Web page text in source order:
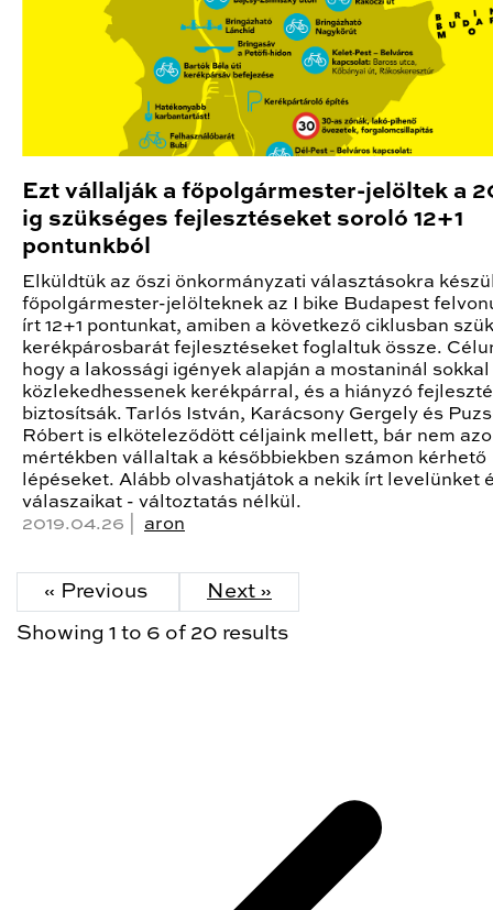
Ezt vállalják a főpolgármester-jelöltek a
ig szükséges fejlesztéseket soroló 12+1
pontunkból
Elküldtük az őszi önkormányzati választásokra
főpolgármester-jelölteknek az I bike Budapest
írt 12+1 pontunkat, amiben a következő ciklusban
kerékpárosbarát fejlesztéseket foglaltuk össze.
hogy a lakossági igények alapján a mostaninál
közlekedhessenek kerékpárral, és a hiányzó
biztosítsák. Tarlós István, Karácsony Gergely és
Róbert is elköteleződött céljaink mellett, bár nem
mértékben vállaltak a későbbiekben számon kérhető
lépéseket. Alább olvashatjátok a nekik írt levelünket
válaszaikat - változtatás nélkül.
2019.04.26 | aron
« Previous Next »
Showing 1 to 6 of 20 results